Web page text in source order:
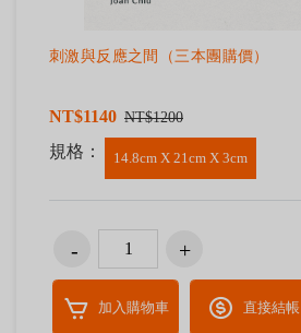
刺激與反應之間（三本團購價）
NT$1140 NT$1200
規格： 14.8cm X 21cm X 3cm
加入購物車 直接結帳